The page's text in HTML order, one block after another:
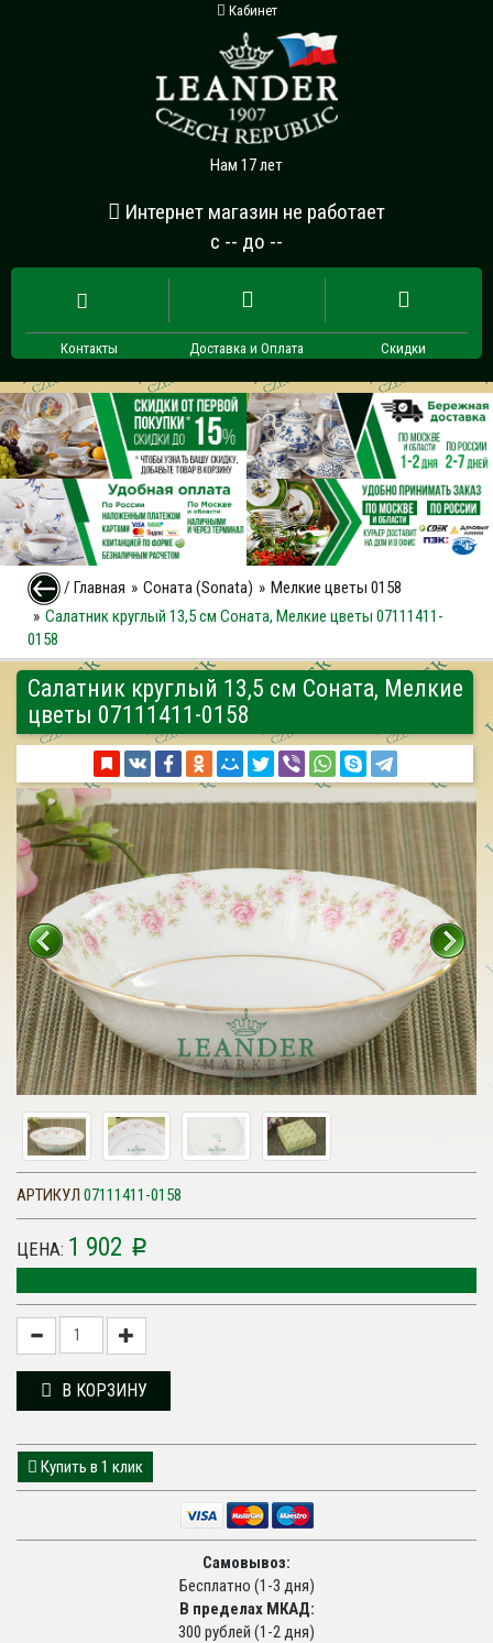
Кабинет
Нам 17 лет
Интернет магазин не работает
с -- до --
Контакты Доставка и Оплата Скидки
/ Главная Соната (Sonata)
Мелкие цветы 0158
Салатник круглый 13,5 см Соната, Мелкие цветы 07111411-
0158
Салатник круглый 13,5 см Соната, Мелкие
цветы 07111411-0158
АРТИКУЛ 07111411-0158
ЦЕНА: 1 902 p
В КОРЗИНУ
Купить в 1 клик
Самовывоз:
Бесплатно (1-3 дня)
В пределах МКАД:
300 рублей (1-2 дня)